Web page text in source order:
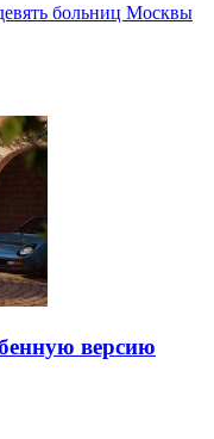
больниц Москвы
версию